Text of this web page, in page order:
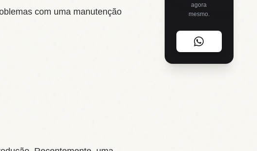
com uma manutenção
agora
mesmo.